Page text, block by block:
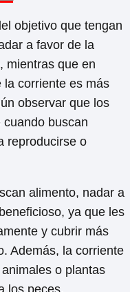
objetivo que tengan
a favor de la
mientras que en
la corriente es más
observar que los
buscan
reproducirse o
alimento, nadar a
ya que les
y cubrir más
Además, la corriente
o plantas